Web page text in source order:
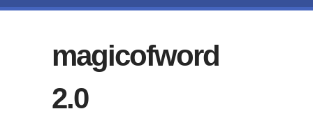
magicofword
2.0